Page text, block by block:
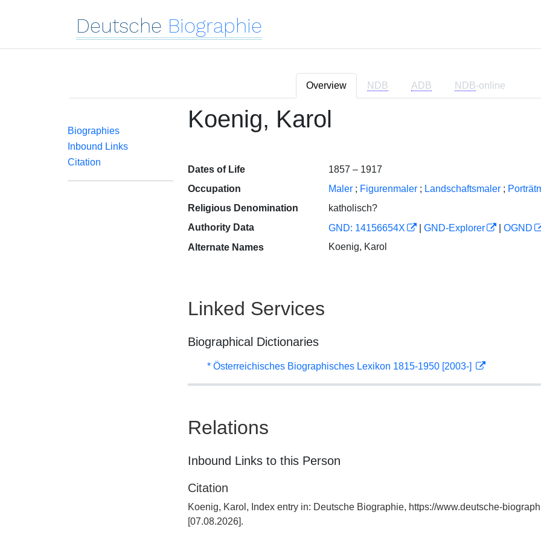
Deutsche Biographie
Overview NDB ADB NDB-online
Biographies
Inbound Links
Citation
Koenig, Karol
Dates of Life
1857 – 1917
Occupation
Maler ; Figurenmaler ; Landschaftsmaler ;
Religious Denomination
katholisch?
Authority Data
GND: 14156654X GND-Explorer
OGND
Alternate Names
Koenig, Karol
Linked Services
Biographical Dictionaries
* Österreichisches Biographisches Lexikon 1815-1950 [2003-]
Relations
Inbound Links to this Person
Citation
Koenig, Karol, Index entry in: Deutsche Biographie, https://www.deutsche-
[07.08.2026].